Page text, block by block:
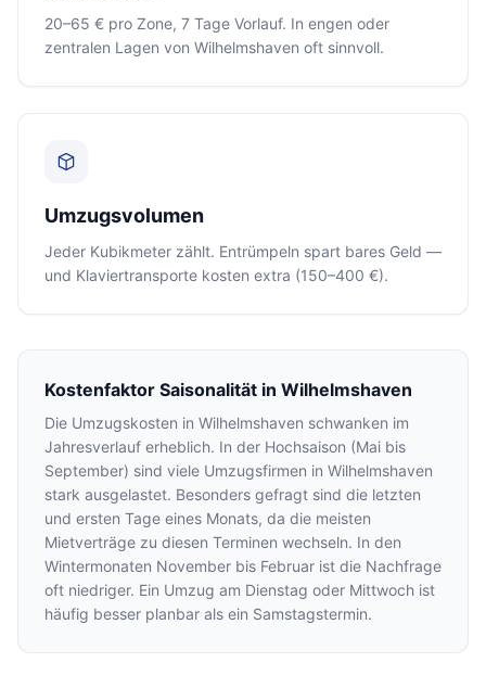
20–65 € pro Zone, 7 Tage Vorlauf. In engen oder
zentralen Lagen von Wilhelmshaven oft sinnvoll.
Umzugsvolumen
Jeder Kubikmeter zählt. Entrümpeln spart bares Geld —
und Klaviertransporte kosten extra (150–400 €).
Kostenfaktor Saisonalität in Wilhelmshaven
Die Umzugskosten in Wilhelmshaven schwanken im
Jahresverlauf erheblich. In der Hochsaison (Mai bis
September) sind viele Umzugsfirmen in Wilhelmshaven
stark ausgelastet. Besonders gefragt sind die letzten
und ersten Tage eines Monats, da die meisten
Mietverträge zu diesen Terminen wechseln. In den
Wintermonaten November bis Februar ist die Nachfrage
oft niedriger. Ein Umzug am Dienstag oder Mittwoch ist
häufig besser planbar als ein Samstagstermin.